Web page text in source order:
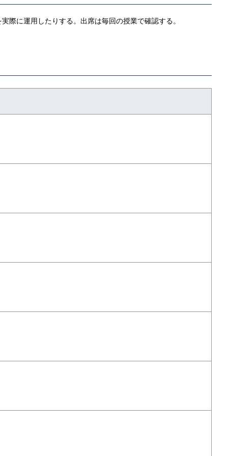
際に運用したりする。出席は毎回の授業で確認する。